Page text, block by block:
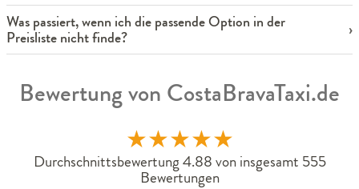
Was passiert, wenn ich die passende Option in der
Preisliste nicht finde?
Bewertung von CostaBravaTaxi.de
★★★★★
Durchschnittsbewertung 4.88 von insgesamt 555
Bewertungen